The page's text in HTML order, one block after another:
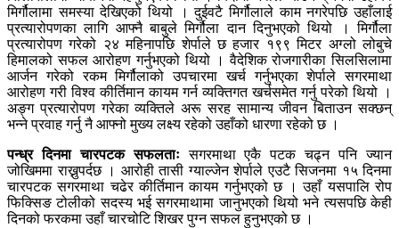
मिर्गौलामा समस्या देखिएको थियो । दुईवटै मिर्गौलाले काम नगरेपछि उहाँलाई
प्रत्यारोपणका लागि आफ्नै बाबुले मिर्गौला दान दिनुभएको थियो । मिर्गौला
प्रत्यारोपण गरेको २४ महिनापछि शेर्पाले छ हजार १९९ मिटर अग्लो लोबुचे
हिमालको सफल आरोहण गर्नुभएको थियो । वैदेशिक रोजगारीका सिलसिलामा
आर्जन गरेको रकम मिर्गौलाको उपचारमा खर्च गर्नुभएका शेर्पाले सगरमाथा
आरोहण गरी विश्व कीर्तिमान कायम गर्न व्यक्तिगत खर्चसमेत गर्नु परेको थियो ।
अङ्ग प्रत्यारोपण गरेका व्यक्तिले अरू सरह सामान्य जीवन बिताउन सक्छन्
भन्ने प्रवाह गर्नु नै आफ्नो मुख्य लक्ष्य रहेको उहाँको धारणा रहेको छ ।
पन्ध्र दिनमा चारपटक सफलताःसगरमाथा एकै पटक चढ्न पनि ज्यान
जोखिममा राख्नुपर्दछ । आरोही तासी ग्याल्जेन शेर्पाले एउटै सिजनमा १५ दिनमा
चारपटक सगरमाथा चढेर कीर्तिमान कायम गर्नुभएको छ । उहाँ यसपालि रोप
फिक्सिङ टोलीको सदस्य भई सगरमाथामा जानुभएको थियो भने त्यसपछि केही
दिनको फरकमा उहाँ चारचोटि शिखर पुग्न सफल हुनुभएको छ ।